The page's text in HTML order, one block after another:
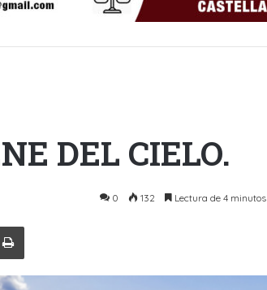
DEL CIELO.
0 132 Lectura de 4 minutos
Email Imprimir